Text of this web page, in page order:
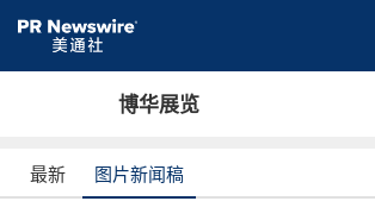
博华展览
最新 图片新闻稿